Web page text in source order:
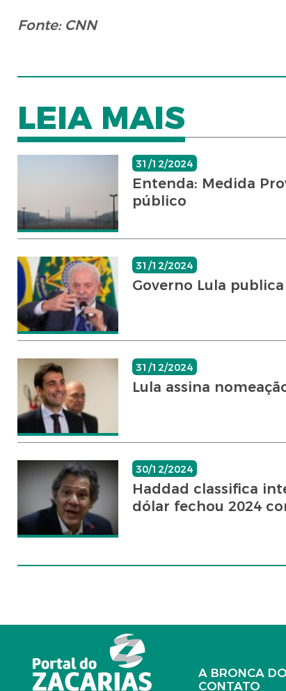
Fonte: CNN
LEIA MAIS
31/12/2024
Entenda: Medida
público
31/12/2024
Governo Lula
31/12/2024
Lula assina
30/12/2024
Haddad classifica
dólar fechou 2024
A BRONCA
CONTATO